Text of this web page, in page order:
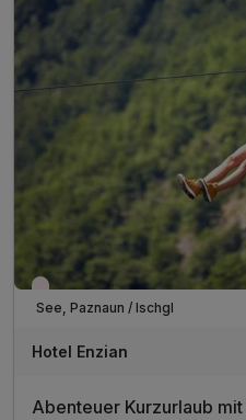
inkl. Nutzung unseres
inkl. Nutzung unseres
Wieder frei ab September
See, Paznaun / Ischgl
Hotel Enzian
Abenteuer Kurzurlaub